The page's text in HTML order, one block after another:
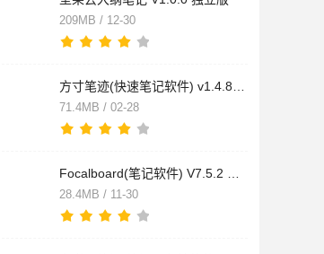
209MB / 12-30
71.4MB / 02-28
28.4MB / 11-30